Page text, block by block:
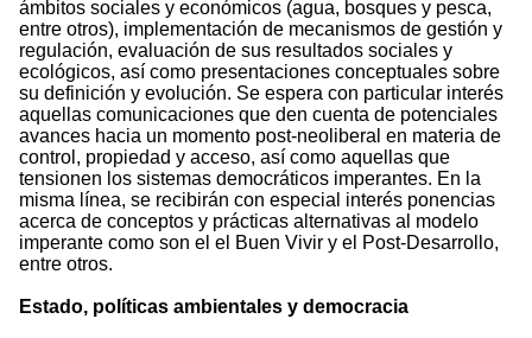
ámbitos sociales y económicos (agua, bosques y pesca,
entre otros), implementación de mecanismos de gestión y
regulación, evaluación de sus resultados sociales y
ecológicos, así como presentaciones conceptuales sobre
su definición y evolución. Se espera con particular interés
aquellas comunicaciones que den cuenta de potenciales
avances hacia un momento post-neoliberal en materia de
control, propiedad y acceso, así como aquellas que
tensionen los sistemas democráticos imperantes. En la
misma línea, se recibirán con especial interés ponencias
acerca de conceptos y prácticas alternativas al modelo
imperante como son el el Buen Vivir y el Post-Desarrollo,
entre otros.
Estado, políticas ambientales y democracia